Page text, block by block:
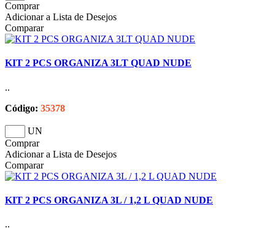
Comprar
Adicionar a Lista de Desejos
Comparar
KIT 2 PCS ORGANIZA 3LT QUAD NUDE
..
Código: 35378
UN
Comprar
Adicionar a Lista de Desejos
Comparar
KIT 2 PCS ORGANIZA 3L / 1,2 L QUAD NUDE
..